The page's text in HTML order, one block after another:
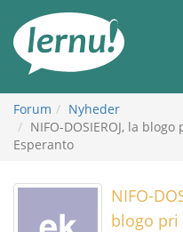
indholdet
Forum
Nyheder
NIFO-DOSIEROJ, la
Esperanto
NIFO-
blogo